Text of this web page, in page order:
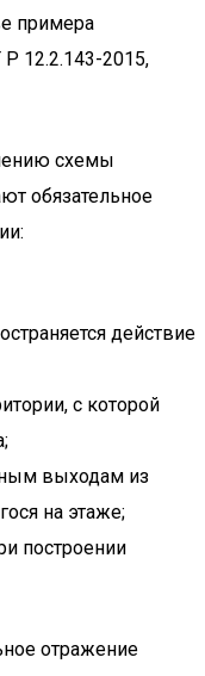
примера
12.2.143-2015,
схемы
обязательное
действие
с которой
выходам из
на этаже;
построении
отражение